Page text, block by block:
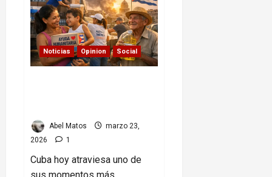
brotes
simultáneos
tensionan
sistemas
sanitarios
Noticias Opinion Social
Abel Matos
marzo 23,
2026
1
Cuba hoy atraviesa uno de
sus momentos más